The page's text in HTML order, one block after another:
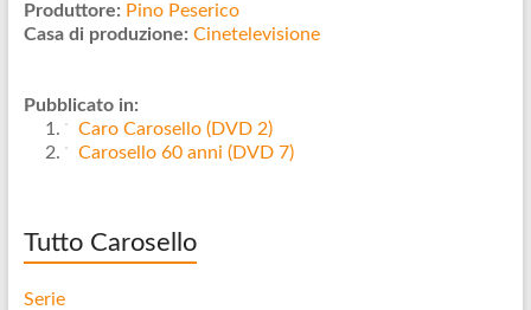
Produttore: Pino Peserico
Casa di produzione: Cinetelevisione
Pubblicato in:
Caro Carosello (DVD 2)
Carosello 60 anni (DVD 7)
Tutto Carosello
Serie